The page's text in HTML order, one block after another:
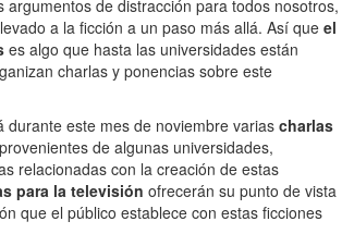
argumentos de distracción para todos nosotros,
a la ficción a un paso más allá. Así que el
es algo que hasta las universidades están
charlas y ponencias sobre este
durante este mes de noviembre varias charlas
de algunas universidades,
relacionadas con la creación de estas
para la televisión ofrecerán su punto de vista
que el público establece con estas ficciones